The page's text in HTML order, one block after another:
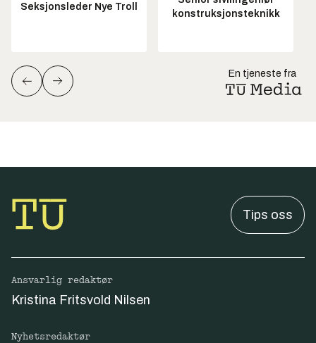
Seksjonsleder Nye Troll
konstruksjonsteknikk
En tjeneste fra
Tips oss
Ansvarlig redaktør
Kristina Fritsvold Nilsen
Nyhetsredaktør